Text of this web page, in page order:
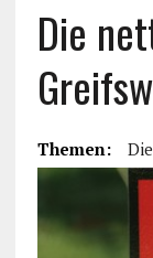
Die
Themen: